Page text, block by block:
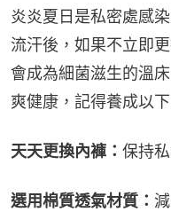
炎炎夏日是私密處感
流汗後，如果不立即
會成為細菌滋生的溫
爽健康，記得養成以
天天更換內褲： 保持
選用棉質透氣材質：